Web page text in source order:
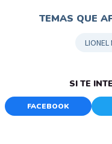
TEMAS QUE
LIONEL
SI TE
FACEBOOK